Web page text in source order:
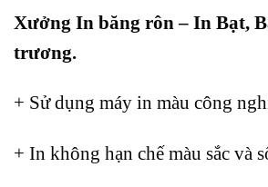
Xưởng In băng rôn – In Bạt,
trương.
+ Sử dụng máy in màu công
+ In không hạn chế màu sắc và